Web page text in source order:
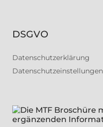
DSGVO
Datenschutzerklärung
Datenschutzeinstellungen